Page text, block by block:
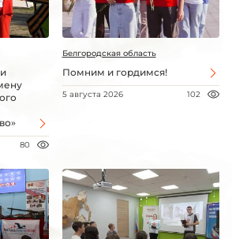
80
Белгородская область
Помним и гордимся!
5 августа 2026 102